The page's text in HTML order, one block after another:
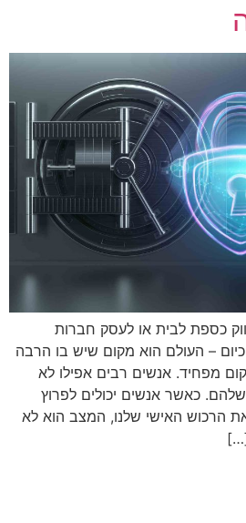
כספת לבית או לעסק חברות
– העולם הוא מקום שיש בו הרבה
מפחיד. אנשים רבים אפילו לא
כאשר אנשים יכולים לפרוץ
את הרכוש האישי שלנו, המצב הוא לא